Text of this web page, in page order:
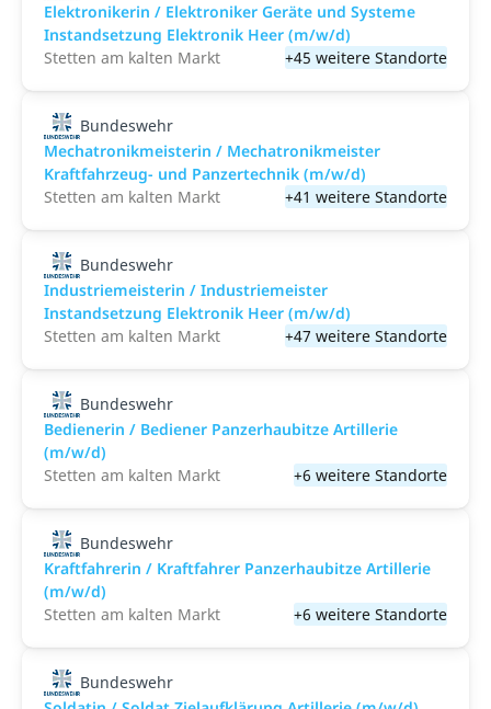
Elektronikerin / Elektroniker Geräte und Systeme
Instandsetzung Elektronik Heer (m/w/d)
Stetten am kalten Markt
+45 weitere Standorte
Bundeswehr
Mechatronikmeisterin / Mechatronikmeister
Kraftfahrzeug- und Panzertechnik (m/w/d)
Stetten am kalten Markt
+41 weitere Standorte
Bundeswehr
Industriemeisterin / Industriemeister
Instandsetzung Elektronik Heer (m/w/d)
Stetten am kalten Markt
+47 weitere Standorte
Bundeswehr
Bedienerin / Bediener Panzerhaubitze Artillerie
(m/w/d)
Stetten am kalten Markt
+6 weitere Standorte
Bundeswehr
Kraftfahrerin / Kraftfahrer Panzerhaubitze Artillerie
(m/w/d)
Stetten am kalten Markt
+6 weitere Standorte
Bundeswehr